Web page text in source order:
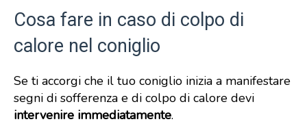
Cosa fare in caso di colpo di
calore nel coniglio
Se ti accorgi che il tuo coniglio inizia a manifestare
segni di sofferenza e di colpo di calore devi
intervenire immediatamente.